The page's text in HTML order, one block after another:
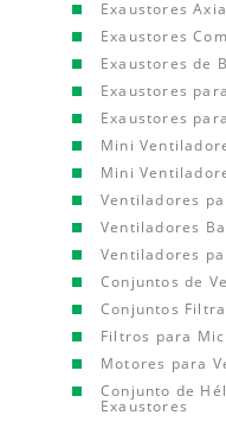
Exaustores
Exaustores
Exaustores de
Exaustores
Exaustores
Mini
Mini
Ventiladores
Ventiladores
Ventiladores
Conjuntos de
Conjuntos
Filtros para
Motores para
Conjunto de
Exaustores